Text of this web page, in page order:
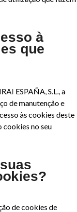
à
que
ESPAÑA, S.L., a
de manutenção e
às cookies deste
cookies no seu
de cookies de